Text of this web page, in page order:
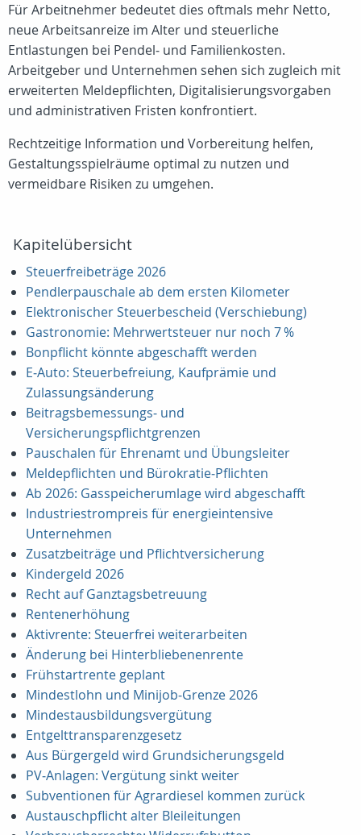
Für Arbeitnehmer bedeutet dies oftmals mehr Netto,
neue Arbeitsanreize im Alter und steuerliche
Entlastungen bei Pendel‑ und Familienkosten.
Arbeitgeber und Unternehmen sehen sich zugleich mit
erweiterten Meldepflichten, Digitalisierungsvorgaben
und administrativen Fristen konfrontiert.
Rechtzeitige Information und Vorbereitung helfen,
Gestaltungsspielräume optimal zu nutzen und
vermeidbare Risiken zu umgehen.
Kapitelübersicht
Steuerfreibeträge 2026
Pendlerpauschale ab dem ersten Kilometer
Elektronischer Steuerbescheid (Verschiebung)
Gastronomie: Mehrwertsteuer nur noch 7 %
Bonpflicht könnte abgeschafft werden
E‑Auto: Steuerbefreiung, Kaufprämie und
Zulassungsänderung
Beitragsbemessungs‑ und
Versicherungspflichtgrenzen
Pauschalen für Ehrenamt und Übungsleiter
Meldepflichten und Bürokratie‑Pflichten
Ab 2026: Gasspeicherumlage wird abgeschafft
Industriestrompreis für energieintensive
Unternehmen
Zusatzbeiträge und Pflichtversicherung
Kindergeld 2026
Recht auf Ganztagsbetreuung
Rentenerhöhung
Aktivrente: Steuerfrei weiterarbeiten
Änderung bei Hinterbliebenenrente
Frühstartrente geplant
Mindestlohn und Minijob‑Grenze 2026
Mindestausbildungsvergütung
Entgelttransparenzgesetz
Aus Bürgergeld wird Grundsicherungsgeld
PV‑Anlagen: Vergütung sinkt weiter
Subventionen für Agrardiesel kommen zurück
Austauschpflicht alter Bleileitungen